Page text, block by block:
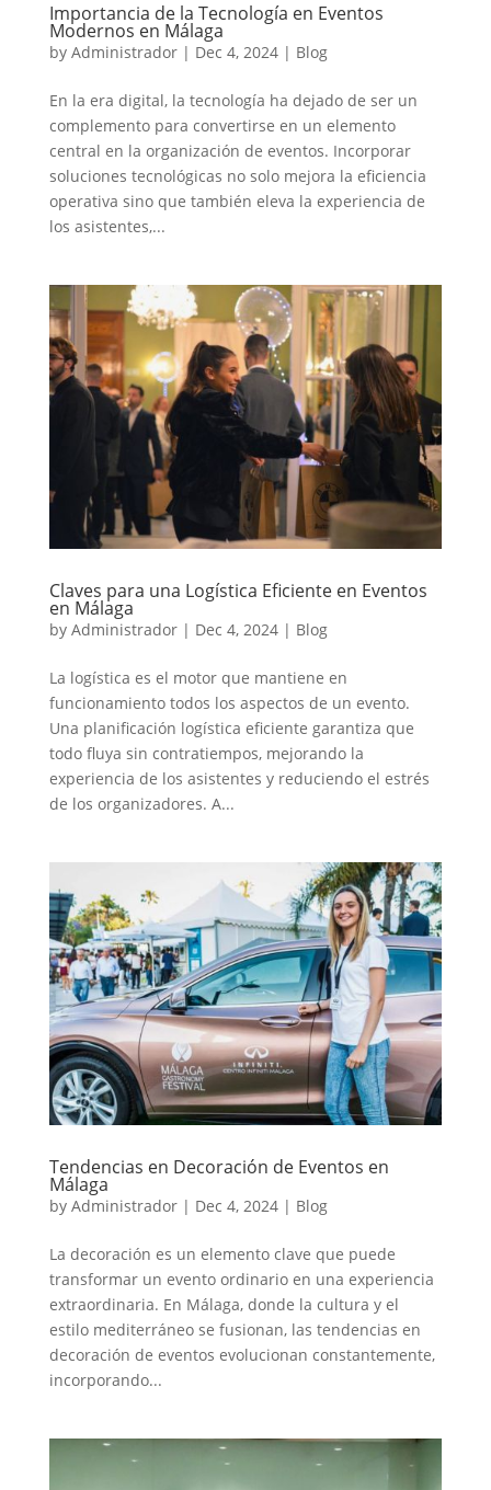
Importancia de la Tecnología en Eventos
Modernos en Málaga
by Administrador| Dec 4, 2024| Blog
En la era digital, la tecnología ha dejado de ser un
complemento para convertirse en un elemento
central en la organización de eventos. Incorporar
soluciones tecnológicas no solo mejora la eficiencia
operativa sino que también eleva la experiencia de
los asistentes,...
Claves para una Logística Eficiente en Eventos
en Málaga
by Administrador| Dec 4, 2024| Blog
La logística es el motor que mantiene en
funcionamiento todos los aspectos de un evento.
Una planificación logística eficiente garantiza que
todo fluya sin contratiempos, mejorando la
experiencia de los asistentes y reduciendo el estrés
de los organizadores. A...
Tendencias en Decoración de Eventos en
Málaga
by Administrador| Dec 4, 2024| Blog
La decoración es un elemento clave que puede
transformar un evento ordinario en una experiencia
extraordinaria. En Málaga, donde la cultura y el
estilo mediterráneo se fusionan, las tendencias en
decoración de eventos evolucionan constantemente,
incorporando...